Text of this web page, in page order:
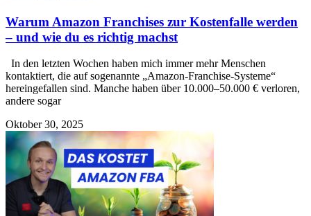
Warum Amazon Franchises zur Kostenfalle werden
– und wie du es richtig machst
In den letzten Wochen haben mich immer mehr Menschen
kontaktiert, die auf sogenannte „Amazon-Franchise-Systeme“
hereingefallen sind. Manche haben über 10.000–50.000 € verloren,
andere sogar
Oktober 30, 2025